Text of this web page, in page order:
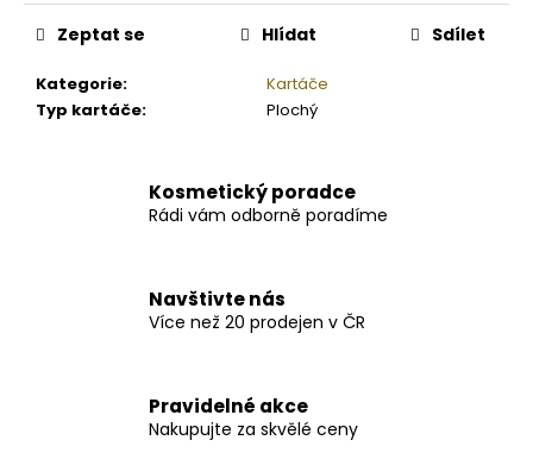
Kategorie:
Kartáče
Typ kartáče: Plochý
Zeptat se Hlídat Sdílet
Kosmetický poradce
Rádi vám odborně poradíme
Navštivte nás
Více než 20 prodejen v ČR
Pravidelné akce
Nakupujte za skvělé ceny